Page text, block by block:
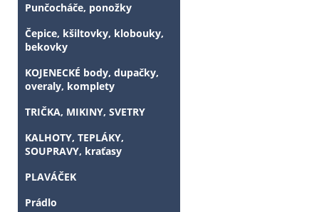
Punčocháče, ponožky
Čepice, kšiltovky, klobouky,
bekovky
KOJENECKÉ body, dupačky,
overaly, komplety
TRIČKA, MIKINY, SVETRY
KALHOTY, TEPLÁKY,
SOUPRAVY, kraťasy
PLAVÁČEK
Prádlo